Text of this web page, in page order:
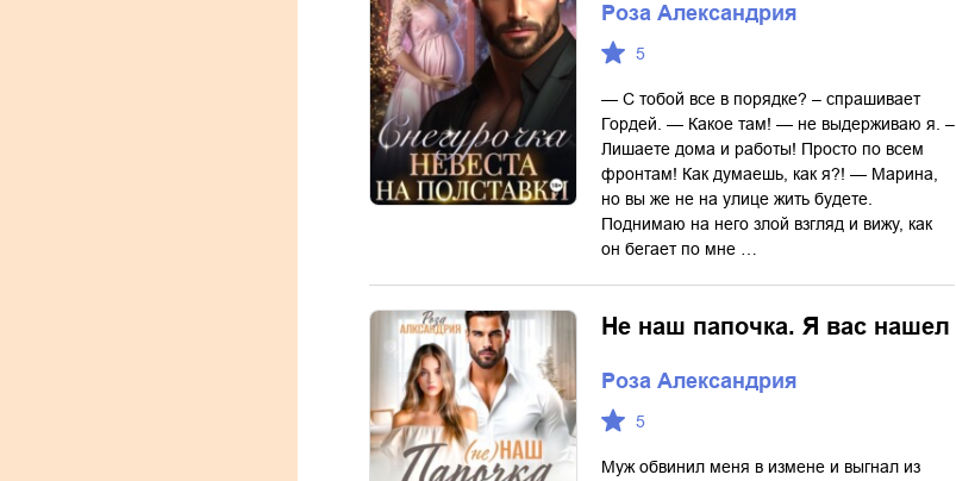
Роза Александрия
5
— С тобой все в порядке? – спрашивает
Гордей. — Какое там! — не выдерживаю я. –
Лишаете дома и работы! Просто по всем
фронтам! Как думаешь, как я?! — Марина,
но вы же не на улице жить будете.
Поднимаю на него злой взгляд и вижу, как
он бегает по мне …
Не наш папочка. Я вас нашел
Роза Александрия
5
Муж обвинил меня в измене и выгнал из